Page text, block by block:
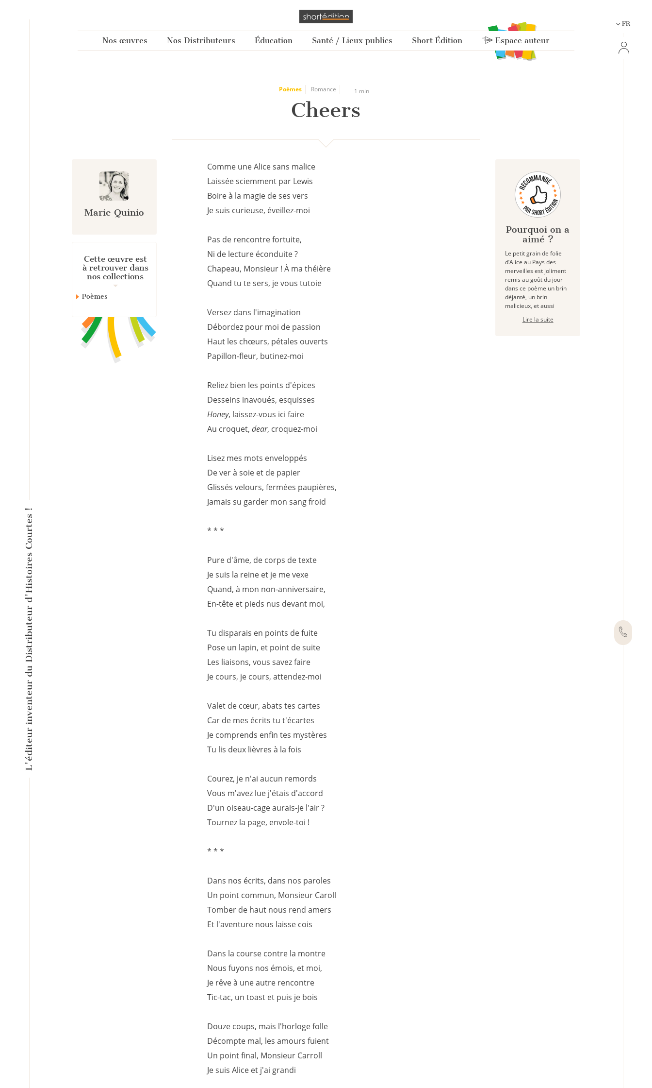
L'éditeur inventeur du Distributeur d'Histoires Courtes !
Nos œuvres Nos Distributeurs Éducation Santé / Lieux publics Short Édition Espace auteur
FR
Poèmes Romance 1 min
Cheers
Marie Quinio
Cette œuvre est
à retrouver dans
nos collections
Poèmes
Comme une Alice sans malice
Laissée sciemment par Lewis
Boire à la magie de ses vers
Je suis curieuse, éveillez-moi
Pas de rencontre fortuite,
Ni de lecture éconduite ?
Chapeau, Monsieur ! À ma théière
Quand tu te sers, je vous tutoie
Versez dans l'imagination
Débordez pour moi de passion
Haut les chœurs, pétales ouverts
Papillon-fleur, butinez-moi
Reliez bien les points d'épices
Desseins inavoués, esquisses
Honey, laissez-vous ici faire
Au croquet, dear, croquez-moi
Lisez mes mots enveloppés
De ver à soie et de papier
Glissés velours, fermées paupières,
Jamais su garder mon sang froid
* * *
Pure d'âme, de corps de texte
Je suis la reine et je me vexe
Quand, à mon non-anniversaire,
En-tête et pieds nus devant moi,
Tu disparais en points de fuite
Pose un lapin, et point de suite
Les liaisons, vous savez faire
Je cours, je cours, attendez-moi
Valet de cœur, abats tes cartes
Car de mes écrits tu t'écartes
Je comprends enfin tes mystères
Tu lis deux lièvres à la fois
Courez, je n'ai aucun remords
Vous m'avez lue j'étais d'accord
D'un oiseau-cage aurais-je l'air ?
Tournez la page, envole-toi !
* * *
Dans nos écrits, dans nos paroles
Un point commun, Monsieur Caroll
Tomber de haut nous rend amers
Et l'aventure nous laisse cois
Dans la course contre la montre
Nous fuyons nos émois, et moi,
Je rêve à une autre rencontre
Tic-tac, un toast et puis je bois
Douze coups, mais l'horloge folle
Décompte mal, les amours fuient
Un point final, Monsieur Carroll
Je suis Alice et j'ai grandi
Pourquoi on a
aimé ?
Le petit grain de folie
d’Alice au Pays des
merveilles est joliment
remis au goût du jour
dans ce poème un brin
déjanté, un brin
malicieux, et aussi
Lire la suite